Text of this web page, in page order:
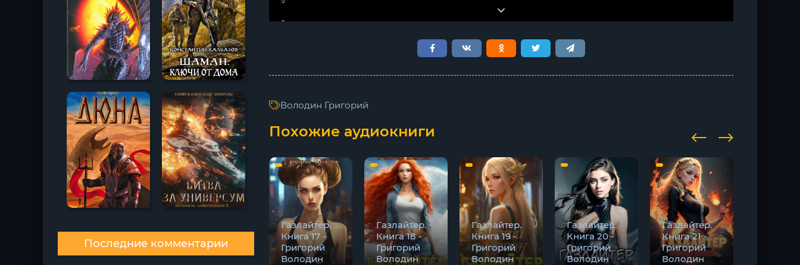
Последние комментарии
6
11
12
13
15
16
Володин Григорий
Похожие аудиокниги
Газлайтер.
Книга 17 -
Григорий
Володин
Газлайтер.
Книга 18 -
Григорий
Володин
Газлайтер.
Книга 19 -
Григорий
Володин
Газлайтер.
Книга 20 -
Григорий
Володин
Газлайтер.
Книга 21 -
Григорий
Володин